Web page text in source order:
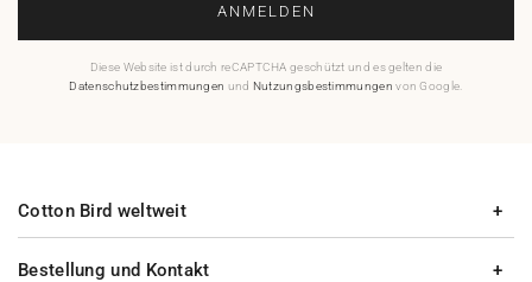
ANMELDEN
Diese Website ist durch reCAPTCHA geschützt und es gelten die
Datenschutzbestimmungen und Nutzungsbestimmungen von Google.
Bestellung und Kontakt
Cotton Bird weltweit